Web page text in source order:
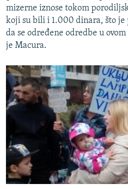
mizerne iznose tokom
koji su bili i 1.000 dinara, što je
da se određene odredbe u
je Macura.